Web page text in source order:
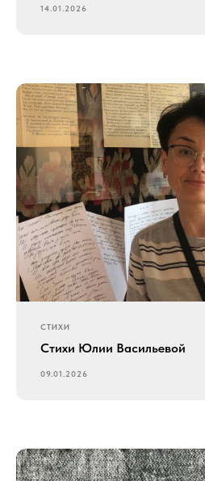
14.01.2026
СТИХИ
Стихи Юлии Васильевой
09.01.2026